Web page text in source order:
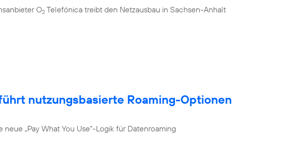
O2 Telefónica treibt den Netzausbau in Sachsen-Anhalt
nutzungs­basierte Roaming-Optionen
„Pay What You Use“-Logik für Datenroaming